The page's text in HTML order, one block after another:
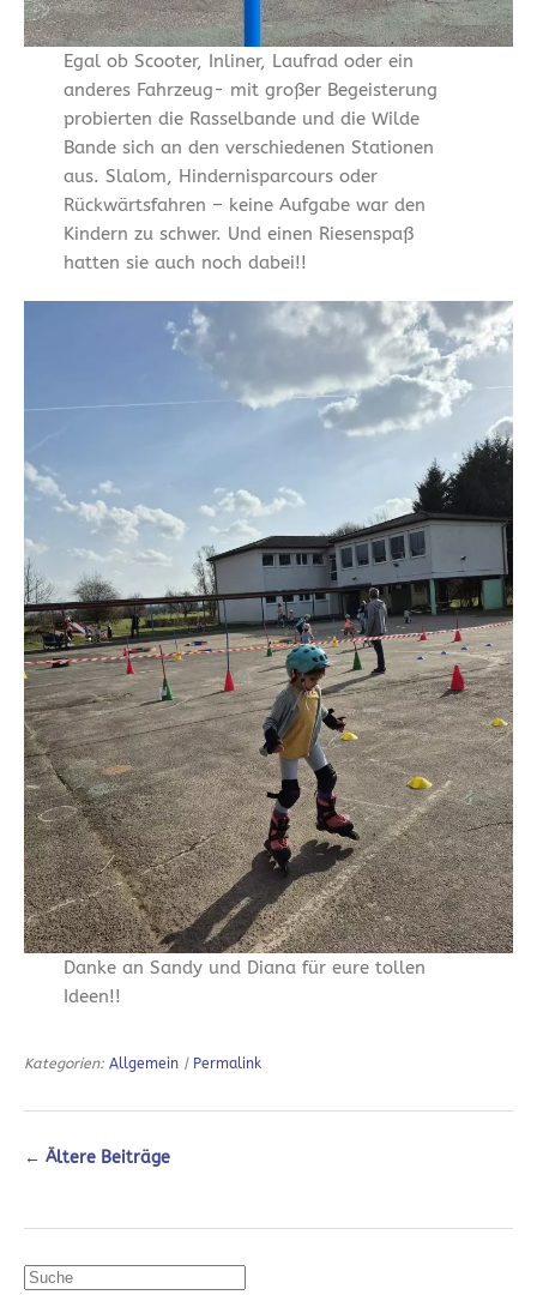
Egal ob Scooter, Inliner, Laufrad oder ein
anderes Fahrzeug- mit großer Begeisterung
probierten die Rasselbande und die Wilde
Bande sich an den verschiedenen Stationen
aus. Slalom, Hindernisparcours oder
Rückwärtsfahren – keine Aufgabe war den
Kindern zu schwer. Und einen Riesenspaß
hatten sie auch noch dabei!!
Danke an Sandy und Diana für eure tollen
Ideen!!
Kategorien: Allgemein | Permalink
← Ältere Beiträge
Suchen